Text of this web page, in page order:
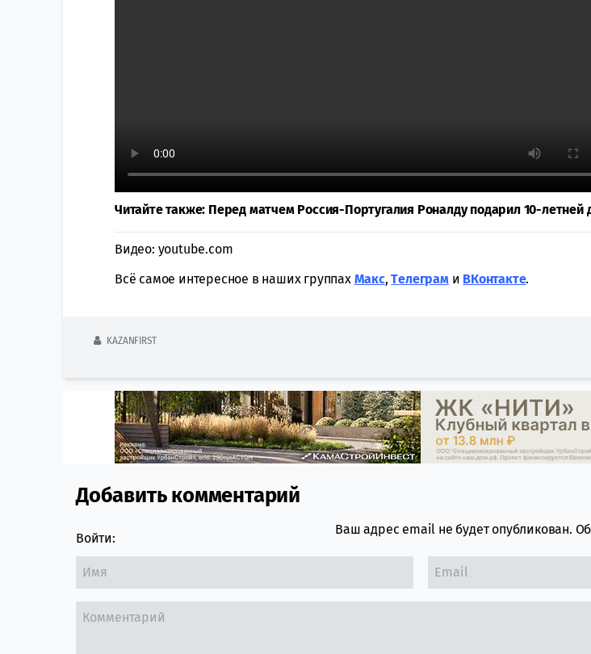
Читайте также: Перед матчем Россия-Португалия Роналду подарил 10-летней
Видео: youtube.com
Всё самое интересное в наших группах Макс,Tелеграми ВКонтакте.
KAZANFIRST
Comment section
Добавить комментарий
Войти:
Ваш адрес email не будет опубликован.